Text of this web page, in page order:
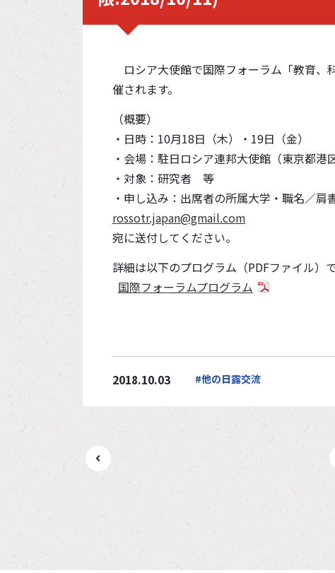
ロシア大使館で国際フォーラム「教育、
催されます。
（概要）
・日時：10月18日（木）・19日（金）
・会場：駐日ロシア連邦大使館（東京都港
・対象：研究者 等
・申し込み：出席者の所属大学・職名／肩
rossotr.japan@gmail.com
宛に送付してください。
詳細は以下のプログラム（PDFファイル）
国際フォーラムプログラム
2018.10.03 #他の日露交流